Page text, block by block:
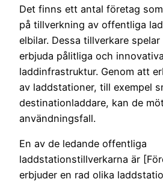
Det finns ett antal företag
på tillverkning av offentliga
elbilar. Dessa tillverkare
erbjuda pålitliga och
laddinfrastruktur. Genom att
av laddstationer, till exempel
destinationladdare, kan de
användningsfall.
En av de ledande offentliga
laddstationstillverkarna är
erbjuder en rad olika